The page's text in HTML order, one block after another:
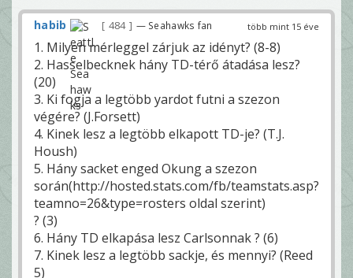
több mint 15 éve
habib 484 — Seahawks fan
1. Milyen mérleggel zárjuk az idényt? (8-8)
2. Hasselbecknek hány TD-térő átadása lesz?
(20)
3. Ki fogja a legtöbb yardot futni a szezon
végére? (J.Forsett)
4. Kinek lesz a legtöbb elkapott TD-je? (T.J.
Housh)
5. Hány sacket enged Okung a szezon
során(http://hosted.stats.com/fb/teamstats.asp?
teamno=26&type=rosters oldal szerint)
? (3)
6. Hány TD elkapása lesz Carlsonnak ? (6)
7. Kinek lesz a legtöbb sackje, és mennyi? (Reed
5)